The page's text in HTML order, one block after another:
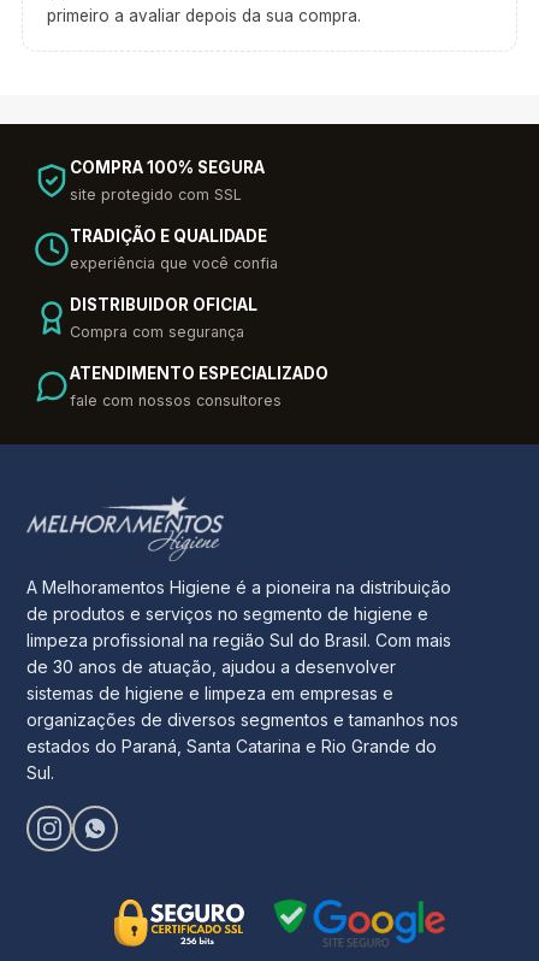
primeiro a avaliar depois da sua compra.
COMPRA 100% SEGURA
site protegido com SSL
TRADIÇÃO E QUALIDADE
experiência que você confia
DISTRIBUIDOR OFICIAL
Compra com segurança
ATENDIMENTO ESPECIALIZADO
fale com nossos consultores
A Melhoramentos Higiene é a pioneira na distribuição
de produtos e serviços no segmento de higiene e
limpeza profissional na região Sul do Brasil. Com mais
de 30 anos de atuação, ajudou a desenvolver
sistemas de higiene e limpeza em empresas e
organizações de diversos segmentos e tamanhos nos
estados do Paraná, Santa Catarina e Rio Grande do
Sul.